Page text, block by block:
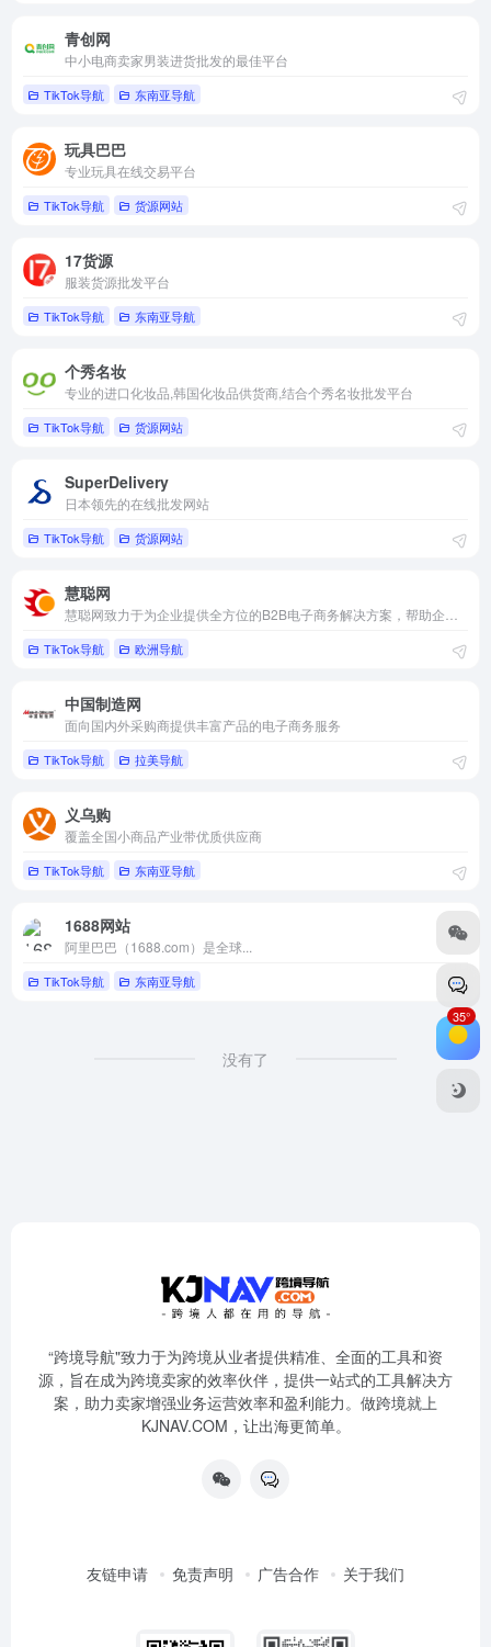
青创网
中小电商卖家男装进货批发的最佳平台
TikTok导航 东南亚导航
玩具巴巴
专业玩具在线交易平台
TikTok导航 货源网站
17货源
服装货源批发平台
TikTok导航 东南亚导航
个秀名妆
专业的进口化妆品,韩国化妆品供货商,结合个秀名妆批发平台
TikTok导航 货源网站
SuperDelivery
日本领先的在线批发网站
TikTok导航 货源网站
慧聪网
TikTok导航 欧洲导航
中国制造网
面向国内外采购商提供丰富产品的电子商务服务
TikTok导航 拉美导航
义乌购
覆盖全国小商品产业带优质供应商
TikTok导航 东南亚导航
1688网站
阿里巴巴（1688.com）是全球...
TikTok导航 东南亚导航
没有了
“跨境导航"致力于为跨境从业者提供精准、全面的工具和资
源，旨在成为跨境卖家的效率伙伴，提供一站式的工具解决方
案，助力卖家增强业务运营效率和盈利能力。做跨境就上
KJNAV.COM，让出海更简单。
友链申请 免责声明 广告合作 关于我们
35°